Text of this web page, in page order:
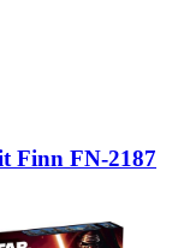
Finn FN-2187